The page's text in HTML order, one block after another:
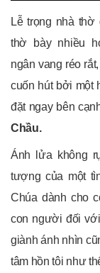
Lễ trọng nhà
thờ bày nhiều
ngân vang réo
cuốn hút bởi một
đặt ngay bên
Chầu.
Ánh lửa không
tượng của một
Chúa dành cho
con người đối
giành ánh nhìn
tâm hồn tôi như